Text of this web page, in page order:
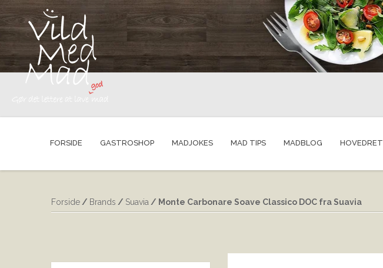
FORSIDE GASTROSHOP MADJOKES MAD TIPS MADBLOG HOVEDRET
Forside / Brands / Suavia / Monte Carbonare Soave Classico DOC fra Suavia